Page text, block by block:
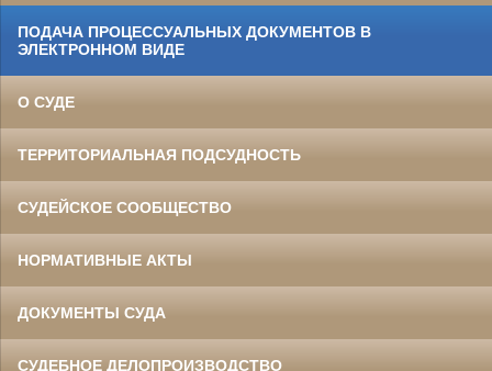
ПОДАЧА ПРОЦЕССУАЛЬНЫХ ДОКУМЕНТОВ В
ЭЛЕКТРОННОМ ВИДЕ
О СУДЕ
ТЕРРИТОРИАЛЬНАЯ ПОДСУДНОСТЬ
СУДЕЙСКОЕ СООБЩЕСТВО
НОРМАТИВНЫЕ АКТЫ
ДОКУМЕНТЫ СУДА
СУДЕБНОЕ ДЕЛОПРОИЗВОДСТВО